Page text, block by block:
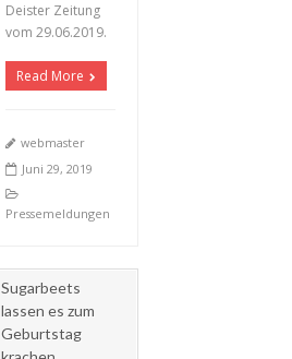
+
Deister Zeitung
vom 29.06.2019.
Read More
webmaster
Juni 29, 2019
Pressemeldungen
Sugarbeets
lassen es zum
Geburtstag